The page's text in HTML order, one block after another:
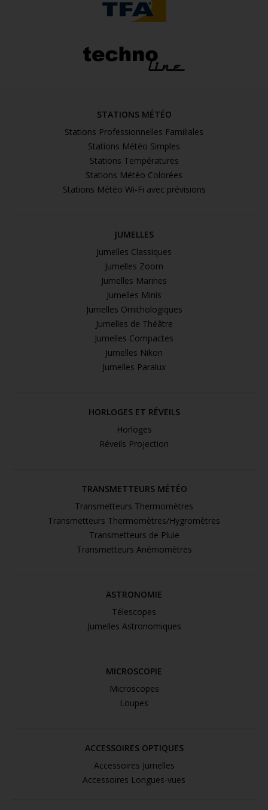
STATIONS MÉTÉO
Stations Professionnelles Familiales
Stations Météo Simples
Stations Températures
Stations Météo Colorées
Stations Météo Wi-Fi avec prévisions
JUMELLES
Jumelles Classiques
Jumelles Zoom
Jumelles Marines
Jumelles Minis
Jumelles Ornithologiques
Jumelles de Théâtre
Jumelles Compactes
Jumelles Nikon
Jumelles Paralux
HORLOGES ET RÉVEILS
Horloges
Réveils Projection
TRANSMETTEURS MÉTÉO
Transmetteurs Thermomètres
Transmetteurs Thermomètres/Hygromètres
Transmetteurs de Pluie
Transmetteurs Anémomètres
ASTRONOMIE
Télescopes
Jumelles Astronomiques
MICROSCOPIE
Microscopes
Loupes
ACCESSOIRES OPTIQUES
Accessoires Jumelles
Accessoires Longues-vues